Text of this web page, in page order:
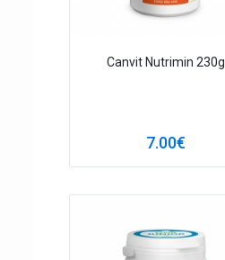
Canvit Nutrimin 230g
7.00€